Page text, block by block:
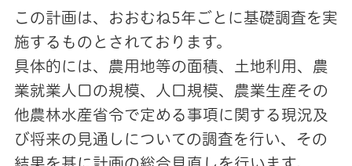
この計画は、おおむね5年ごとに基礎調査を実
施するものとされております。
具体的には、農用地等の面積、土地利用、農
業就業人口の規模、人口規模、農業生産その
他農林水産省令で定める事項に関する現況及
び将来の見通しについての調査を行い、その